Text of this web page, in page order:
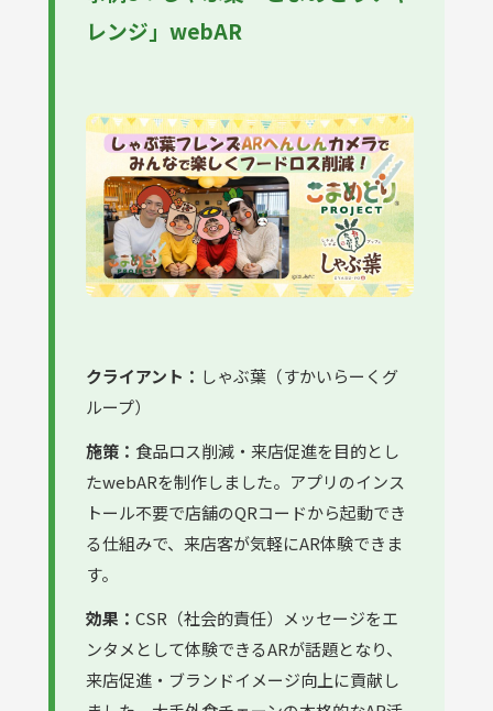
レンジ」webAR
クライアント： しゃぶ葉（すかいらーくグ
ループ）
施策： 食品ロス削減・来店促進を目的とし
たwebARを制作しました。アプリのインス
トール不要で店舗のQRコードから起動でき
る仕組みで、来店客が気軽にAR体験できま
す。
効果： CSR（社会的責任）メッセージをエ
ンタメとして体験できるARが話題となり、
来店促進・ブランドイメージ向上に貢献し